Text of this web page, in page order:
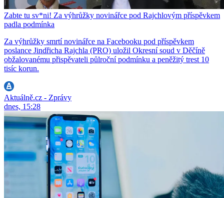
Zabte tu sv*ni! Za výhrůžky novinářce pod Rajchlovým příspěvkem
padla podmínka
Za výhrůžky smrtí novinářce na Facebooku pod příspěvkem
poslance Jindřicha Rajchla (PRO) uložil Okresní soud v Děčíně
obžalovanému přispěvateli půlroční podmínku a peněžitý trest 10
tisíc korun.
Aktuálně.cz - Zprávy
dnes, 15:28